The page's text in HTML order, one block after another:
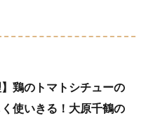
】鶏のトマトシチューの
使いきる！大原千鶴の